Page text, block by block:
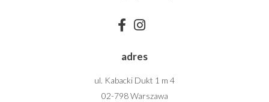
adres
ul. Kabacki Dukt 1 m 4
02-798 Warszawa